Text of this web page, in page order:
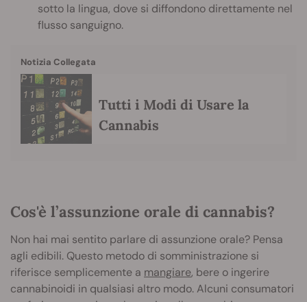
sotto la lingua, dove si diffondono direttamente nel
flusso sanguigno.
Notizia Collegata
Tutti i Modi di Usare la
Cannabis
Cos'è l’assunzione orale di cannabis?
Non hai mai sentito parlare di assunzione orale? Pensa
agli edibili. Questo metodo di somministrazione si
riferisce semplicemente a mangiare, bere o ingerire
cannabinoidi in qualsiasi altro modo. Alcuni consumatori